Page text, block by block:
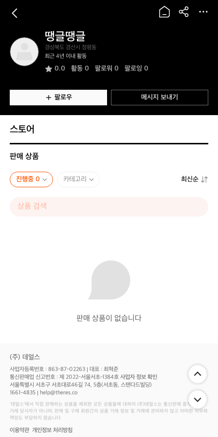
땡
글
땡
땡글땡글
경상북도 경산시 정평동
최근 4년 이내 활동
0.0 활동 0 팔로워 0 팔로잉 0
팔로우 메시지 보내기
스토어
판매 상품
진행중 0 카테고리 최신순
판매 상품이 없습니다
(주) 데얼스
사업자등록번호 : 863-87-02263 대표 : 최혁준
통신판매업 신고번호 : 제 2022-서울서초-1384호 사업자 정보 확인
서울특별시 서초구 서초대로46길 74, 5층(서초동, 스탠다드빌딩)
1661-4835 help@theres.co
‘데얼스'에서 직접 판매하는 상품을 제외한 모든 상품들에 대하여 (주)데얼스는 통신판매 중개자로서
거래 당사자가 아니며, 판매 및 구매 회원간의 상품 거래 정보 및 거래에 관여하지 않고 어떠한 의무와
책임도 부담하지 않습니다
이용약관 개인정보 처리방침